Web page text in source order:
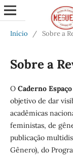
Início / Sobre a
Sobre a
O Caderno
objetivo de dar
acadêmicas
feministas, de
publicação
Gênero), do